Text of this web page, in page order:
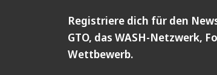
Registriere dich für den
GTO, das WASH-Netzwerk,
Wettbewerb.